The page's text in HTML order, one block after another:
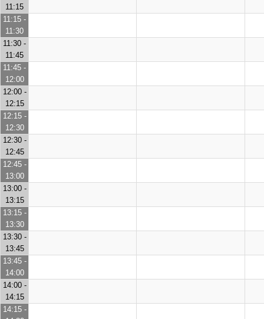
11:15
11:15 -
11:30
11:30 -
11:45
11:45 -
12:00
12:00 -
12:15
12:15 -
12:30
12:30 -
12:45
12:45 -
13:00
13:00 -
13:15
13:15 -
13:30
13:30 -
13:45
13:45 -
14:00
14:00 -
14:15
14:15 -